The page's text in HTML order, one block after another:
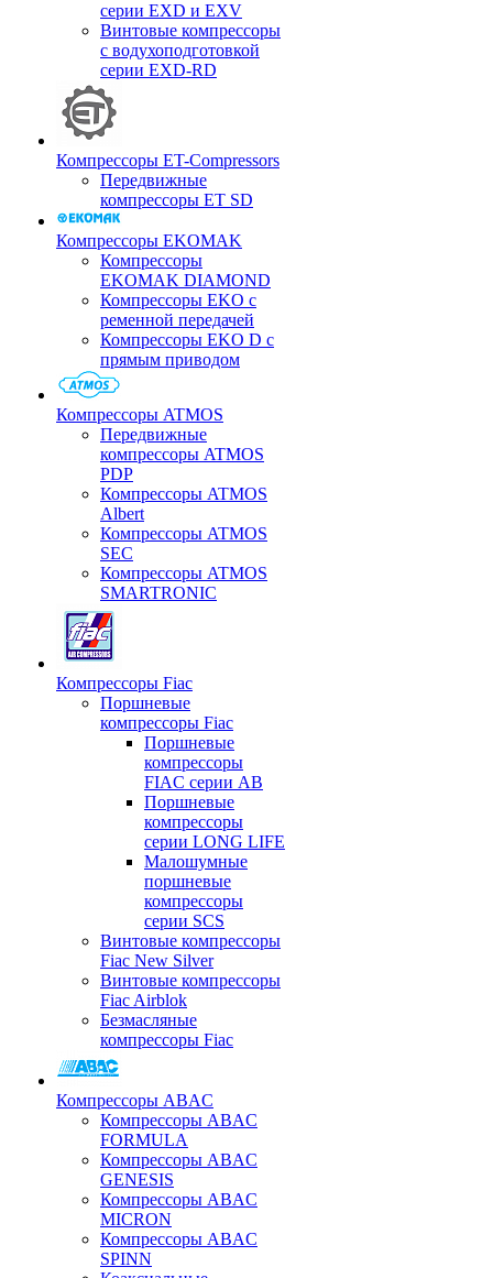
серии EXD и EXV
Винтовые компрессоры
с водухоподготовкой
серии EXD-RD
Компрессоры ET-Compressors
Передвижные
компрессоры ET SD
Компрессоры EKOMAK
Компрессоры
EKOMAK DIAMOND
Компрессоры EKO c
ременной передачей
Компрессоры EKO D с
прямым приводом
Компрессоры ATMOS
Передвижные
компрессоры ATMOS
PDP
Компрессоры ATMOS
Albert
Компрессоры ATMOS
SEC
Компрессоры ATMOS
SMARTRONIC
Компрессоры Fiac
Поршневые
компрессоры Fiac
Поршневые
компрессоры
FIAC серии AB
Поршневые
компрессоры
серии LONG LIFE
Малошумные
поршневые
компрессоры
серии SCS
Винтовые компрессоры
Fiac New Silver
Винтовые компрессоры
Fiac Airblok
Безмасляные
компрессоры Fiac
Компрессоры ABAC
Компрессоры ABAC
FORMULA
Компрессоры ABAC
GENESIS
Компрессоры ABAC
MICRON
Компрессоры ABAC
SPINN